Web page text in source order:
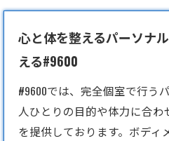
心と体を整えるパーソナ
える#9600
#9600では、完全個室で行う
人ひとりの目的や体力に合
を提供しております。ボディ